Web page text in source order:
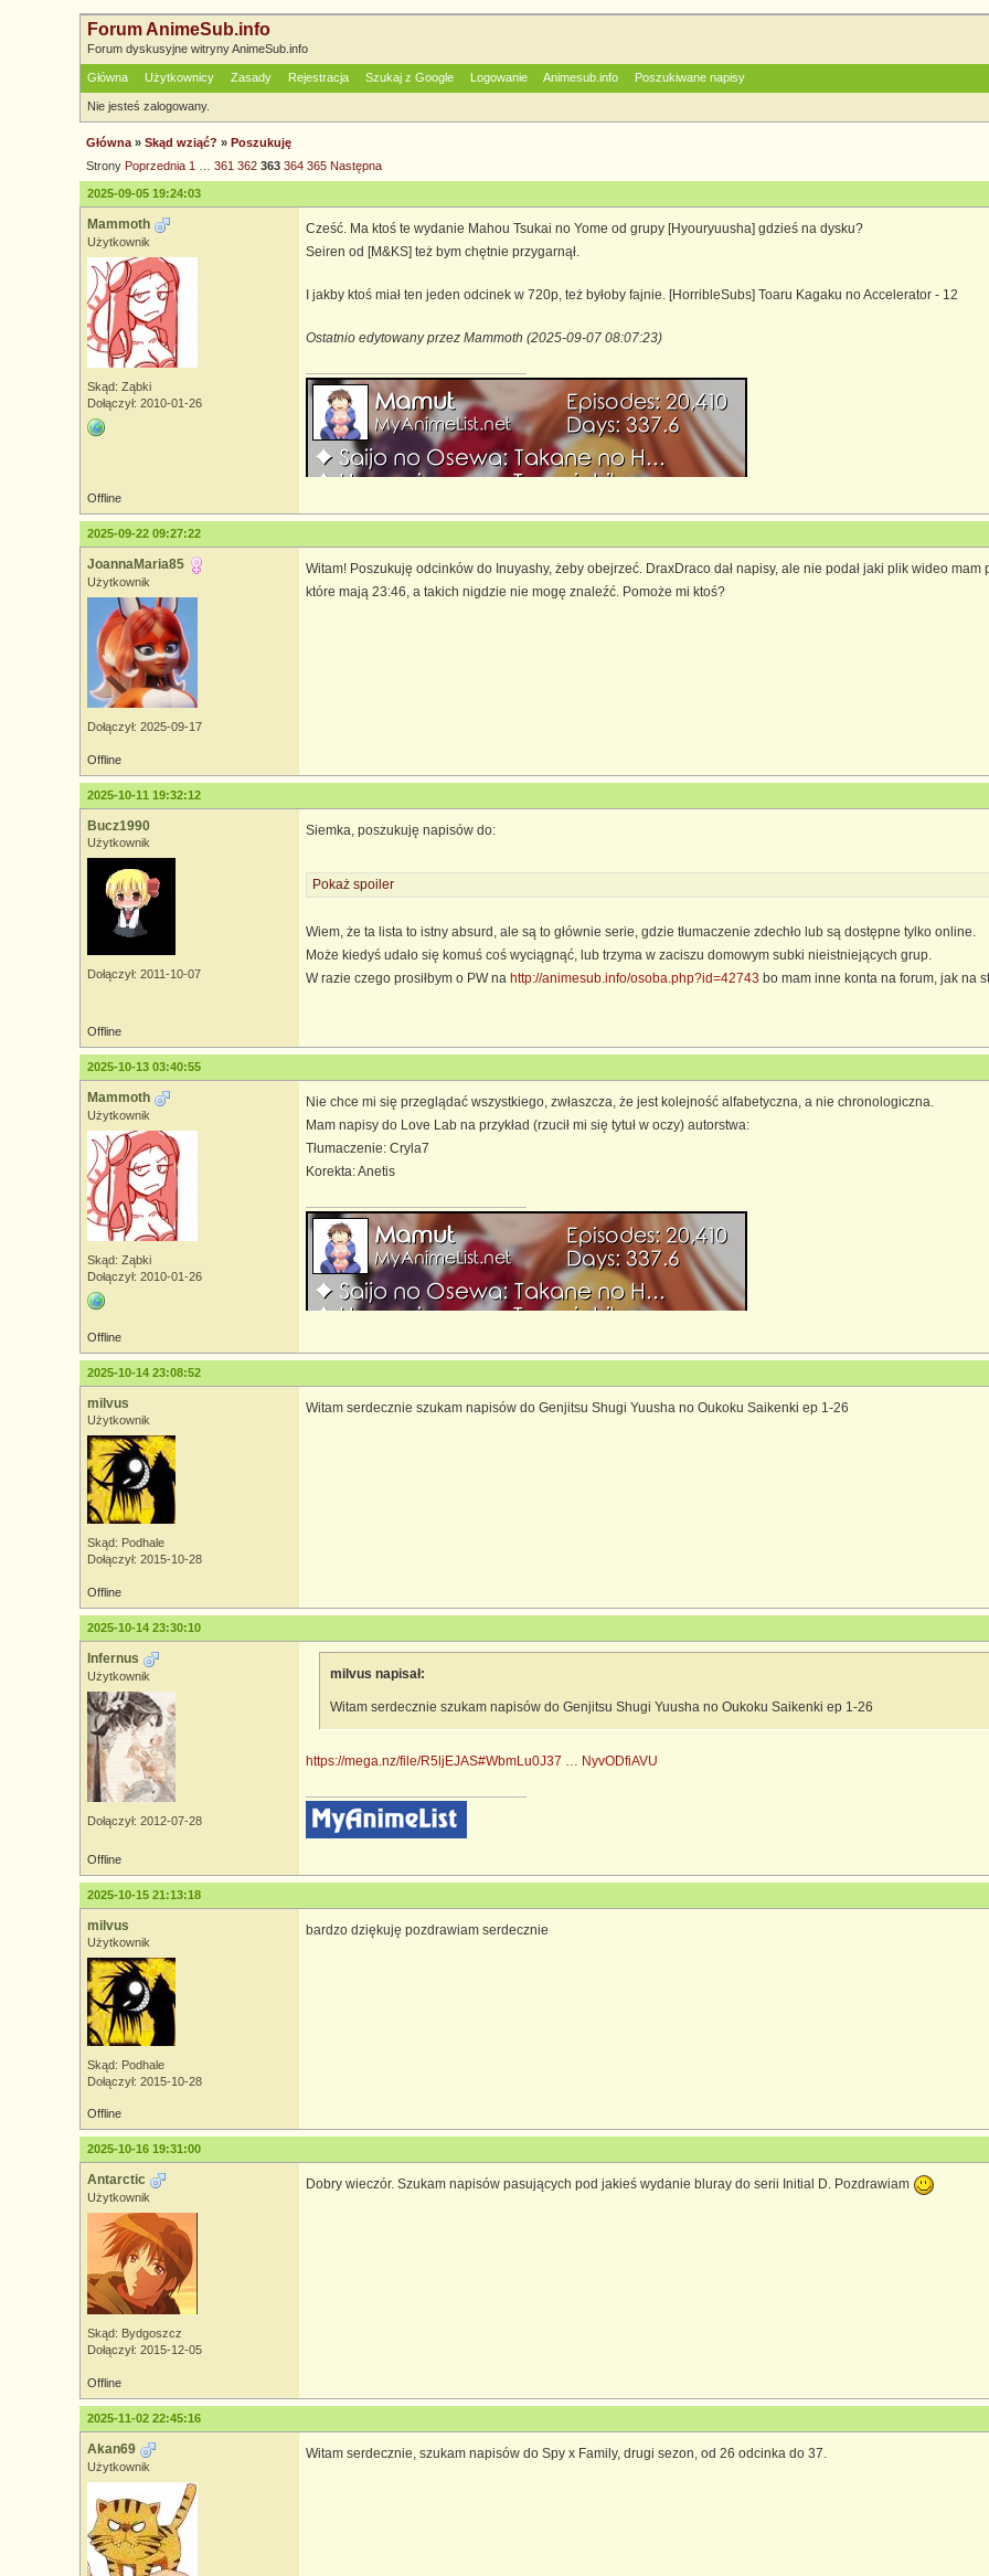
Forum AnimeSub.info
Forum dyskusyjne witryny AnimeSub.info
Główna Użytkownicy Zasady Rejestracja Szukaj z Google Logowanie Animesub.info Poszukiwane napisy
Nie jesteś zalogowany.
Główna » Skąd wziąć? » Poszukuję
Strony Poprzednia 1 361 362 363 364 365 Następna
2025-09-05 19:24:03
Mammoth
Użytkownik
Skąd: Ząbki
Dołączył: 2010-01-26
Cześć. Ma ktoś te wydanie Mahou Tsukai no Yome od grupy [Hyouryuusha] gdzieś na dysku?
Seiren od [M&KS] też bym chętnie przygarnął.
I jakby ktoś miał ten jeden odcinek w 720p, też byłoby fajnie. [HorribleSubs] Toaru Kagaku no Accelerator - 12
Ostatnio edytowany przez Mammoth (2025-09-07 08:07:23)
Offline
2025-09-22 09:27:22
JoannaMaria85
Użytkownik
Dołączył: 2025-09-17
Witam! Poszukuję odcinków do Inuyashy, żeby obejrzeć. DraxDraco dał napisy, ale nie podał jaki plik wideo
które mają 23:46, a takich nigdzie nie mogę znaleźć. Pomoże mi ktoś?
Offline
2025-10-11 19:32:12
Bucz1990
Użytkownik
Dołączył: 2011-10-07
Siemka, poszukuję napisów do:
Pokaż spoiler
Wiem, że ta lista to istny absurd, ale są to głównie serie, gdzie tłumaczenie zdechło lub są dostępne tylko online.
Może kiedyś udało się komuś coś wyciągnąć, lub trzyma w zaciszu domowym subki nieistniejących grup.
W razie czego prosiłbym o PW na http://animesub.info/osoba.php?id=42743 bo mam inne konta na forum, jak na
Offline
2025-10-13 03:40:55
Mammoth
Użytkownik
Skąd: Ząbki
Dołączył: 2010-01-26
Nie chce mi się przeglądać wszystkiego, zwłaszcza, że jest kolejność alfabetyczna, a nie chronologiczna.
Mam napisy do Love Lab na przykład (rzucił mi się tytuł w oczy) autorstwa:
Tłumaczenie: Cryla7
Korekta: Anetis
Offline
2025-10-14 23:08:52
milvus
Użytkownik
Skąd: Podhale
Dołączył: 2015-10-28
Witam serdecznie szukam napisów do Genjitsu Shugi Yuusha no Oukoku Saikenki ep 1-26
Offline
2025-10-14 23:30:10
Infernus
Użytkownik
Dołączył: 2012-07-28
milvus napisał:
Witam serdecznie szukam napisów do Genjitsu Shugi Yuusha no Oukoku Saikenki ep 1-26
https://mega.nz/file/R5ljEJAS#WbmLu0J37 … NyvODfiAVU
Offline
2025-10-15 21:13:18
milvus
Użytkownik
Skąd: Podhale
Dołączył: 2015-10-28
bardzo dziękuję pozdrawiam serdecznie
Offline
2025-10-16 19:31:00
Antarctic
Użytkownik
Skąd: Bydgoszcz
Dołączył: 2015-12-05
Dobry wieczór. Szukam napisów pasujących pod jakieś wydanie bluray do serii Initial D. Pozdrawiam
Offline
2025-11-02 22:45:16
Akan69
Użytkownik
Witam serdecznie, szukam napisów do Spy x Family, drugi sezon, od 26 odcinka do 37.